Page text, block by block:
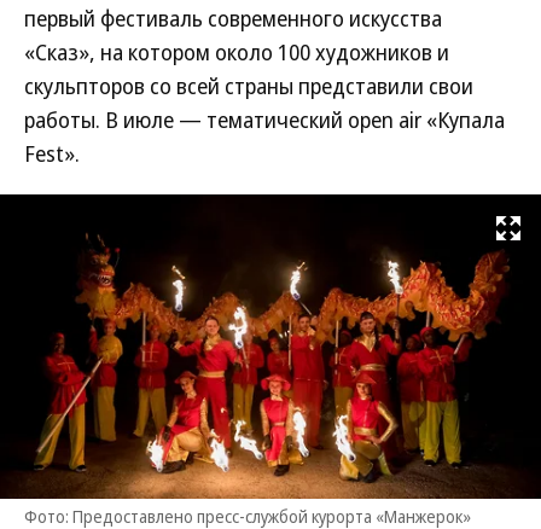
первый фестиваль современного искусства
«Сказ», на котором около 100 художников и
скульпторов со всей страны представили свои
работы. В июле — тематический open air «Купала
Fest».
Развернуть
Фото: Предоставлено пресс-службой курорта «Манжерок»